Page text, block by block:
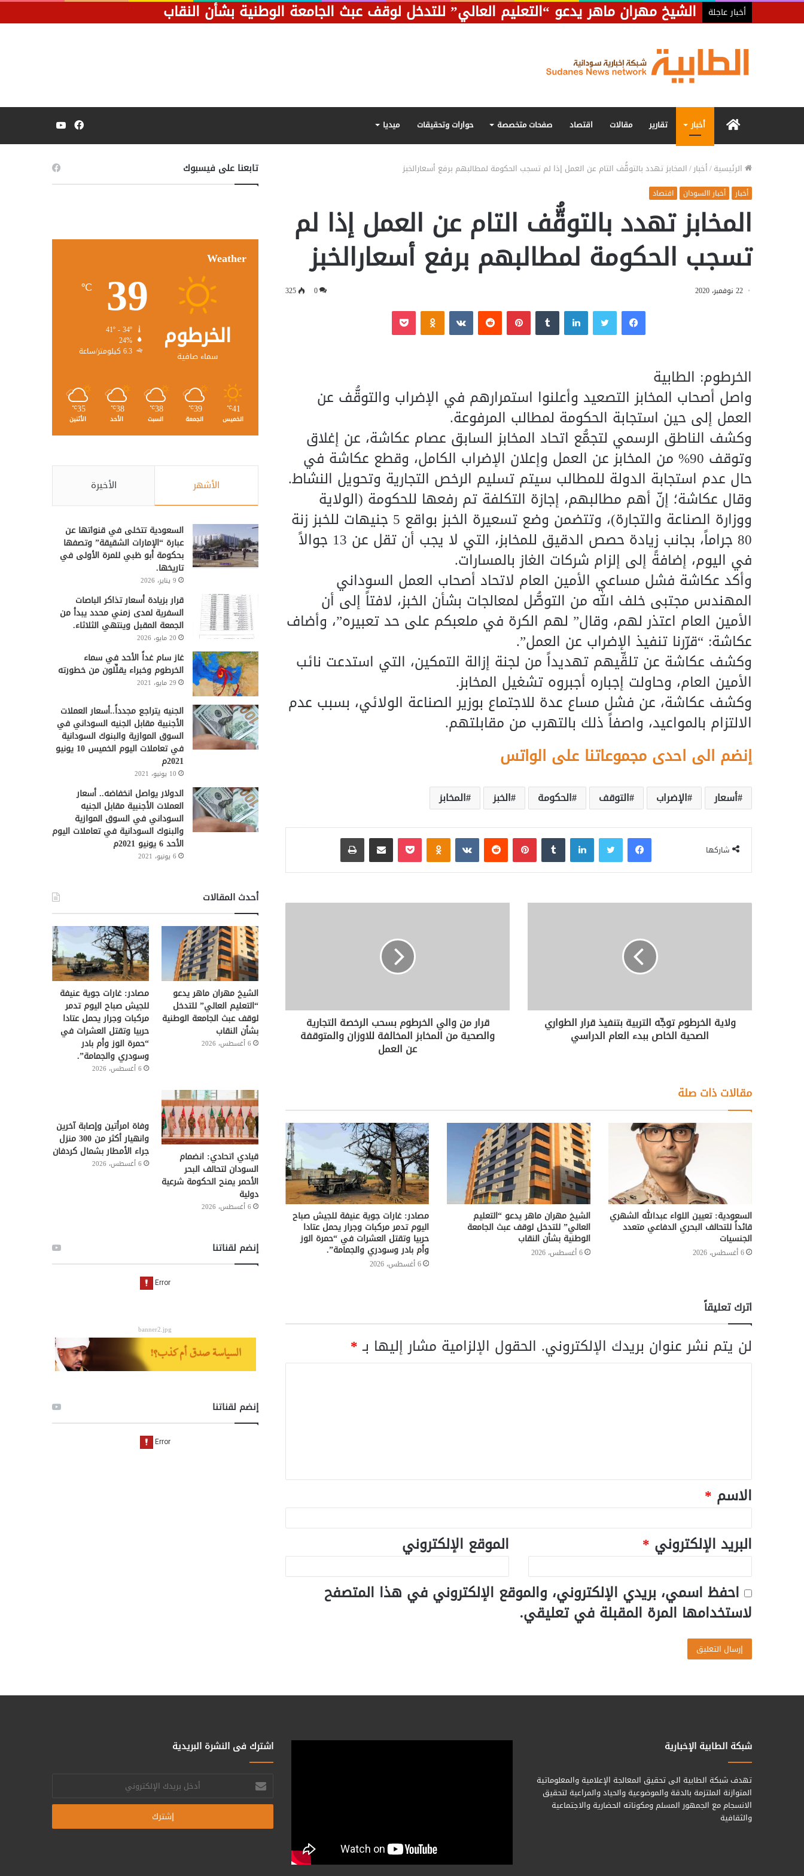
أخبار عاجلة الشيخ مهران ماهر يدعو “التعليم العالي” للتدخل لوقف عبث الجامعة الوطنية بشأن النقاب
الرئيسيةأخبار تقارير مقالات اقتصاد صفحات متخصصة حوارات وتحقيقات ميديا فيسبوك
الرئيسية/أخبار/المخابز تهدد بالتوقُّف التام عن العمل إذا لم تسجب الحكومة لمطالبهم برفع أسعارالخبز
أخبار أخبار االسودان اقتصاد
المخابز تهدد بالتوقُّف التام عن العمل إذا لم
تسجب الحكومة لمطالبهم برفع أسعارالخبز
22 نوفمبر، 2020 0
325
فيسبوك لينكدإن بينتيريست
الخرطوم: الطابية
واصل أصحاب المخابز التصعيد وأعلنوا استمرارهم في الإضراب والتوقُّف عن
العمل إلى حين استجابة الحكومة لمطالب المرفوعة.
وكشف الناطق الرسمي لتجمُّع اتحاد المخابز السابق عصام عكاشة، عن إغلاق
وتوقف 90% من المخابز عن العمل وإعلان الإضراب الكامل، وقطع عكاشة في
حال عدم استجابة الدولة للمطالب سيتم تسليم الرخص التجارية وتحويل النشاط.
وقال عكاشة؛ إنّ أهم مطالبهم، إجازة التكلفة تم رفعها للحكومة (الولاية
ووزارة الصناعة والتجارة)، وتتضمن وضع تسعيرة الخبز بواقع 5 جنيهات للخبز زنة
80 جراماً، بجانب زيادة حصص الدقيق للمخابز، التي لا يجب أن تقل عن 13 جوالاً
في اليوم، إضافةً إلى إلزام شركات الغاز بالمسارات.
وأكد عكاشة فشل مساعي الأمين العام لاتحاد أصحاب العمل السوداني
المهندس مجتبى خلف الله من التوصُّل لمعالجات بشأن الخبز، لافتاً إلى أن
الأمين العام اعتذر لهم، وقال” لهم الكرة في ملعبكم على حد تعبيره”، وأضاف
عكاشة: “قرّرنا تنفيذ الإضراب عن العمل”.
وكشف عكاشة عن تلقِّيهم تهديداً من لجنة إزالة التمكين، التي استدعت نائب
الأمين العام، وحاولت إجباره أجبروه تشغيل المخابز.
وكشف عكاشة، عن فشل مساع عدة للاجتماع بوزير الصناعة الولائي، بسبب عدم
الالتزام بالمواعيد، واصفاً ذلك بالتهرب من مقابلتهم.
إنضم الى احدى مجموعاتنا على الواتس
أسعار الإضراب التوقف الحكومة الخبز المخابز
شاركها
فيسبوك لينكدإن بينتيريست بوكيت
ولاية الخرطوم توجِّه التربية بتنفيذ قرار الطواري
الصحية الخاص ببدء العام الدراسي
قرار من والي الخرطوم بسحب الرخصة التجارية
والصحية من المخابز المخالفة للاوزان والمتوقفة
عن العمل
مقالات ذات صلة
السعودية: تعيين اللواء عبدالله الشهري
قائداً للتحالف البحري الدفاعي متعدد
الجنسيات
6 أغسطس، 2026
الشيخ مهران ماهر يدعو “التعليم
العالي” للتدخل لوقف عبث الجامعة
الوطنية بشأن النقاب
6 أغسطس، 2026
مصادر: غارات جوية عنيفة للجيش صباح
اليوم تدمر مركبات وجرار يحمل عتادا
حربيا وتقتل العشرات في “حمرة الوز
وأم بادر وسودري والجمامة”.
6 أغسطس، 2026
اترك تعليقاً
لن يتم نشر عنوان بريدك الإلكتروني. الحقول الإلزامية مشار إليها بـ*
الاسم *
البريد الإلكتروني *
الموقع الإلكتروني
احفظ اسمي، بريدي الإلكتروني، والموقع الإلكتروني في هذا المتصفح
لاستخدامها المرة المقبلة في تعليقي.
تابعنا على فيسبوك
Weather
الخرطوم
سماء صافية
39
℃
24%
6.3 كيلومتر/ساعة
41
℃
الخميس
39
℃
الجمعة
38
℃
السبت
38
℃
الأحد
35
℃
الأثنين
الأشهر الأخيرة
السعودية تتخلى في قنواتها عن
عبارة “الإمارات الشقيقة” وتصفها
بحكومة أبو ظبي للمرة الأولى في
تاريخها.
9 يناير، 2026
قرار بزيادة أسعار تذاكر الباصات
السفرية لمدى زمني محدد يبدأ من
الجمعة المقبل وينتهي الثلاثاء.
20 مايو، 2026
غاز سام غداً الأحد في سماء
الخرطوم وخبراء يقلِّلون من خطورته
29 مايو، 2021
الجنيه يتراجع مجدداً..أسعار العملات
الأجنبية مقابل الجنيه السوداني في
السوق الموازية والبنوك السودانية
في تعاملات اليوم الخميس 10 يونيو
2021م
10 يونيو، 2021
الدولار يواصل انخفاضه.. أسعار
العملات الأجنبية مقابل الجنيه
السوداني في السوق الموازية
والبنوك السودانية في تعاملات اليوم
الأحد 6 يونيو 2021م
6 يونيو، 2021
أحدث المقالات
الشيخ مهران ماهر يدعو
“التعليم العالي” للتدخل
لوقف عبث الجامعة الوطنية
بشأن النقاب
6 أغسطس، 2026
مصادر: غارات جوية عنيفة
للجيش صباح اليوم تدمر
مركبات وجرار يحمل عتادا
حربيا وتقتل العشرات في
“حمرة الوز وأم بادر
وسودري والجمامة”.
6 أغسطس، 2026
قيادي اتحادي: انضمام
السودان لتحالف البحر
الأحمر يمنح الحكومة شرعية
دولية
6 أغسطس، 2026
وفاة امرأتين وإصابة آخرين
وانهيار أكثر من 300 منزل
جراء الأمطار بشمال كردفان
6 أغسطس، 2026
إنضم لقناتنا
banner2.jpg
إنضم لقناتنا
شبكة الطابية الإخبارية
تهدف شبكة الطابية الى تحقيق المعالجة الإعلامية والمعلوماتية
المتوازنة الملتزمة بالدقة والموضوعية والحياد والمراعية لتحقيق
الانسجام مع الجمهور المسلم ومكوناته الحضارية والاجتماعية
والثقافية
اشترك فى النشرة البريدية
أدخل
بريدك
الإلكتروني